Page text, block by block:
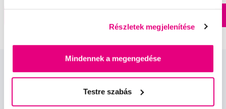
Részletek megjelenítése
Mindennek a megengedése
Testre szabás